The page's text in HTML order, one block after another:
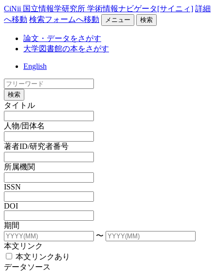
CiNii 国立情報学研究所 学術情報ナビゲータ[サイニィ] 詳細
へ移動 検索フォームへ移動 メニュー 検索
論文・データをさがす
大学図書館の本をさがす
English
検索
タイトル
人物/団体名
著者ID/研究者番号
所属機関
ISSN
DOI
期間
〜
本文リンク
本文リンクあり
データソース